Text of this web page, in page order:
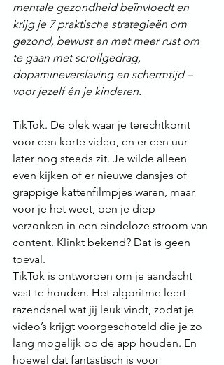
mentale gezondheid beïnvloedt en
krijg je 7 praktische strategieën om
gezond, bewust en met meer rust om
te gaan met scrollgedrag,
dopamineverslaving en schermtijd –
voor jezelf én je kinderen.
TikTok. De plek waar je terechtkomt
voor een korte video, en er een uur
later nog steeds zit. Je wilde alleen
even kijken of er nieuwe dansjes of
grappige kattenfilmpjes waren, maar
voor je het weet, ben je diep
verzonken in een eindeloze stroom van
content. Klinkt bekend? Dat is geen
toeval.
TikTok is ontworpen om je aandacht
vast te houden. Het algoritme leert
razendsnel wat jij leuk vindt, zodat je
video’s krijgt voorgeschoteld die je zo
lang mogelijk op de app houden. En
hoewel dat fantastisch is voor